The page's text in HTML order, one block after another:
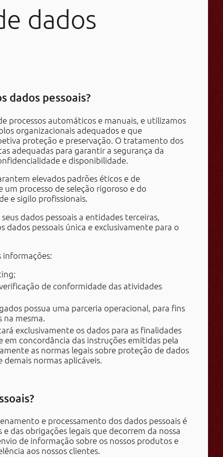
dados
dados pessoais?
processos automáticos e manuais, e utilizamos
organizacionais adequados e que
proteção e preservação. O tratamento dos
adequadas para garantir a segurança da
e disponibilidade.
elevados padrões éticos e de
processo de seleção rigoroso e do
e sigilo profissionais.
dados pessoais a entidades terceiras,
pessoais única e exclusivamente para o
informações:
de conformidade das atividades
possua uma parceria operacional, para fins
na mesma.
exclusivamente os dados para as finalidades
em concordância das instruções emitidas pela
as normas legais sobre proteção de dados
demais normas aplicáveis.
e processamento dos dados pessoais é
das obrigações legais que decorrem da nossa
de informação sobre os nossos produtos e
aos nossos clientes.